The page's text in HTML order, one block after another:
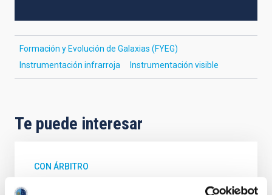
Formación y Evolución de Galaxias (FYEG)
Instrumentación infrarroja
Instrumentación visible
Te puede interesar
CON ÁRBITRO
Gamma-ray signature of superluminous